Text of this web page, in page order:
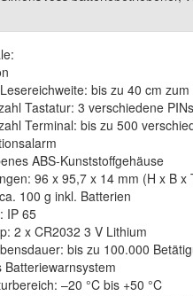
bis zu 40 cm
Tastatur: 3 verschiedene PINs
Terminal: bis zu 500
ABS-Kunststoffgehäuse
96 x 95,7 x 14 mm (H x B x
100 g inkl. Batterien
IP 65
2 x CR2032 3 V Lithium
bis zu 100.000
Batteriewarnsystem
–20 °C bis +50 °C